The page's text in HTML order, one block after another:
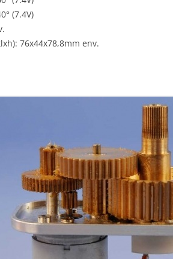
(7.4V)
76x44x78,8mm env.